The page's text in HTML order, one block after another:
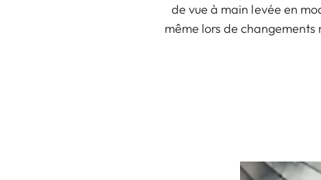
de vue à main levée en
même lors de